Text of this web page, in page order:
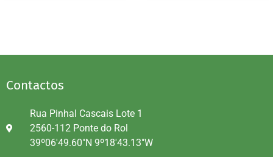
Contactos
Rua Pinhal Cascais Lote 1
2560-112 Ponte do Rol
39º06'49.60"N 9º18'43.13"W